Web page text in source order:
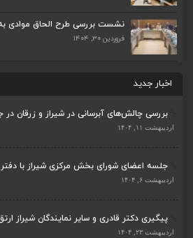
نشست بررسی طرح الحاق موادی به
فروردین ۳۰, ۱۴۰۴
اخبار جدید
ضرورت تکمیل قطعات ۷ و ۸ آزادراه شیراز به اصفه...
اردیبهشت ۲۳, ۱۴۰۴
بررسی چالش‌های آبرسانی در شیراز و زرقان در
اردیبهشت ۱۱, ۱۴۰۴
جلسه اعضای شورای بخش مرکزی شیراز با دفتر
اردیبهشت ۶, ۱۴۰۴
پیگیری دکتر قادری و سایر نمایندگان شیراز
اردیبهشت ۲۳, ۱۴۰۴
ضرورت تکمیل قطعات ۷ و ۸ آزادراه شیراز به اصفه...
قادری نماینده مردم شیراز و زرقان در مجلس
بررسی چالش‌های آبرسانی در شیراز و زرقان در